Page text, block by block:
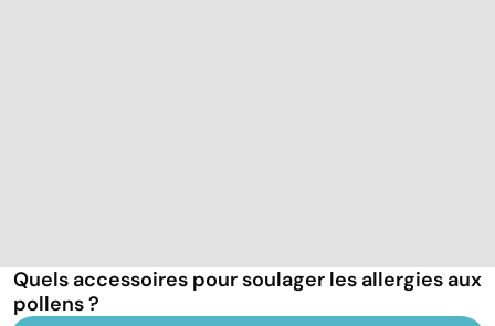
Quels accessoires pour soulager les allergies aux
pollens ?